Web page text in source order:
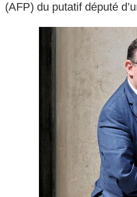
(AFP) du putatif député